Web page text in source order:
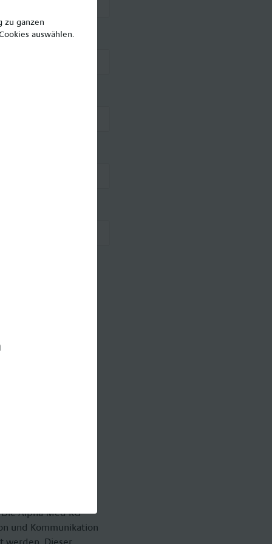
zu
Alpha-Med KG
und Kommunikation
zu ganzen
auswählen.